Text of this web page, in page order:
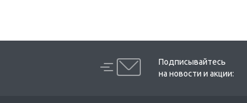
Подписывайтесь
на новости и акции: